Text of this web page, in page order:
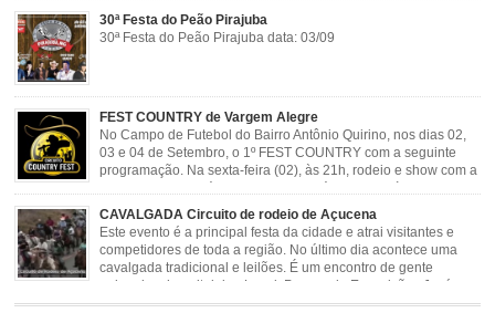
30ª Festa do Peão Pirajuba
30ª Festa do Peão Pirajuba data: 03/09
FEST COUNTRY de Vargem Alegre
No Campo de Futebol do Bairro Antônio Quirino, nos dias 02,
03 e 04 de Setembro, o 1º FEST COUNTRY com a seguinte
programação. Na sexta-feira (02), às 21h, rodeio e show com a
rodeio e shows com o Trio Pé de Cedro e o Trio […]
CAVALGADA Circuito de rodeio de Açucena
Este evento é a principal festa da cidade e atrai visitantes e
competidores de toda a região. No último dia acontece uma
cavalgada tradicional e leilões. É um encontro de gente
animada e hospitaleira. Local: Parque de Exposições José
Rosa Guimarães, Açucena Data: Setembro